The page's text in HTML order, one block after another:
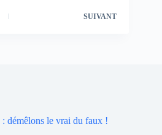
SUIVANT
démêlons le vrai du faux !